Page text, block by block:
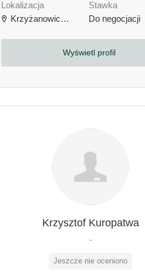
Lokalizacja
Krzyżanowice, Polska
Stawka
Do negocjacji
Wyświetl profil
Krzysztof Kuropatwa
-
Jeszcze nie oceniono